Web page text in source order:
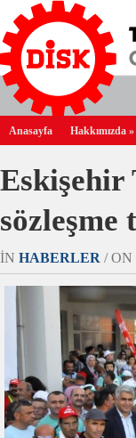
Anasayfa Hakkımızda »
Eskişehir
sözleşme
IN HABERLER / ON